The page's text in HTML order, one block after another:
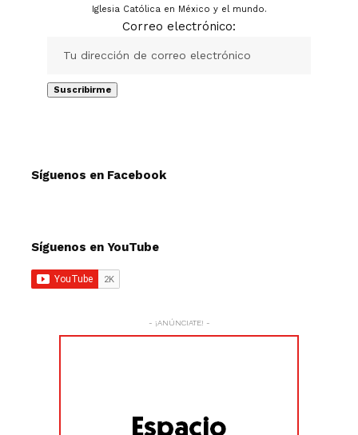
Iglesia Católica en México y el mundo.
Correo electrónico:
Síguenos en Facebook
Síguenos en YouTube
- ¡ANÚNCIATE! -